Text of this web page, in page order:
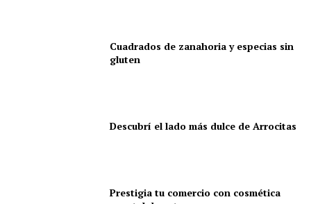
Cuadrados de zanahoria y especias sin
gluten
Descubrí el lado más dulce de Arrocitas
Prestigia tu comercio con cosmética